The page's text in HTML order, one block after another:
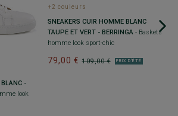
BLANC -
look
+2 couleurs
SNEAKERS CUIR HOMME BLANC
TAUPE ET VERT - BERRINGA - Baskets
homme look sport-chic
109,00 €
79,00 € PRIX D'ÉTÉ